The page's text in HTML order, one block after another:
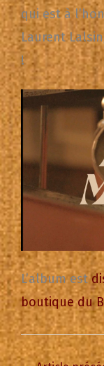
qui est à
Laurent
!
L’album est
boutique du